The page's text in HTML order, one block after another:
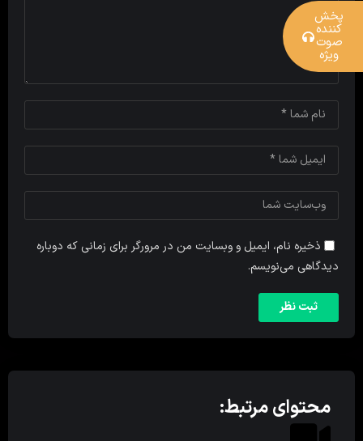
ذخیره نام، ایمیل و وبسایت من در مرورگر برای زمانی که دوباره
دیدگاهی می‌نویسم.
محتوای مرتبط:
پخش
کننده
صوت
ویژه